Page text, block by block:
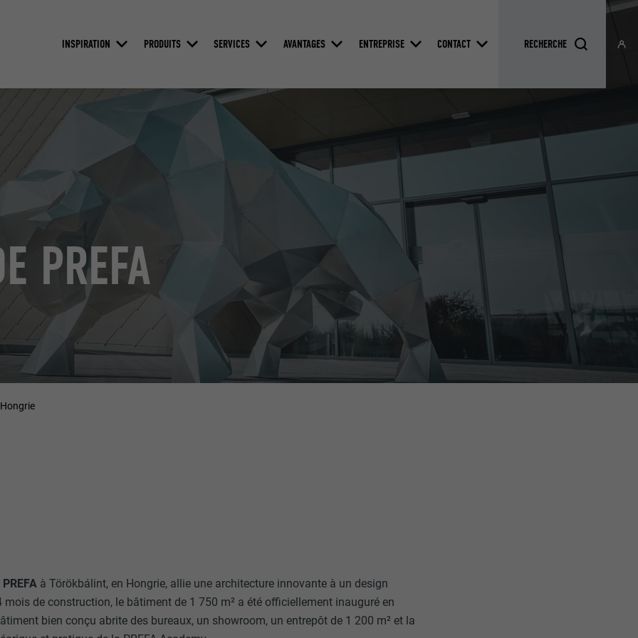
INSPIRATION PRODUITS SERVICES AVANTAGES ENTREPRISE CONTACT
PREFA
à Törökbálint, en Hongrie, allie une architecture innovante à un design
de construction, le bâtiment de 1 750 m² a été officiellement inauguré en
bien conçu abrite des bureaux, un showroom, un entrepôt de 1 200 m² et la